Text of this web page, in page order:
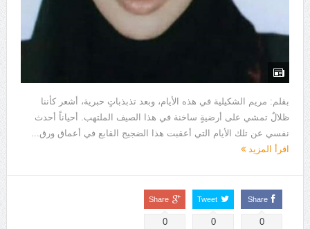
بقلم: مريم الشكيلية في هذه الأيام، وبعد تذبذباتٍ حبرية، أشعر كأننا
ظلالٌ تمشي على أرضيةٍ ساخنة في هذا الصيف الملتهب. أحياناً أحدث
نفسي عن تلك الأيام التي أعقبت هذا الضجيج القابع في أعماق ورق...
اقرأ المزيد
Share
0
Tweet
0
Share
0